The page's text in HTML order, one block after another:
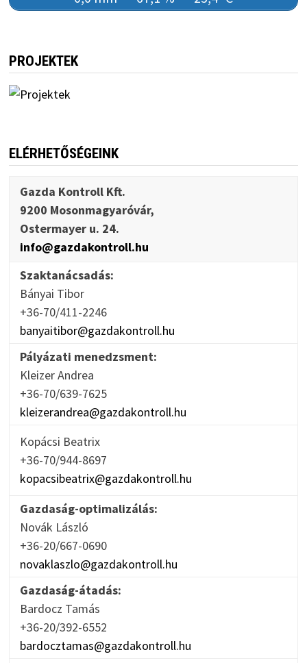
PROJEKTEK
ELÉRHETŐSÉGEINK
Gazda Kontroll Kft.
9200 Mosonmagyaróvár,
Ostermayer u. 24.
info@gazdakontroll.hu
Szaktanácsadás:
Bányai Tibor
+36-70/411-2246
banyaitibor@gazdakontroll.hu
Pályázati menedzsment:
Kleizer Andrea
+36-70/639-7625
kleizerandrea@gazdakontroll.hu
Kopácsi Beatrix
+36-70/944-8697
kopacsibeatrix@gazdakontroll.hu
Gazdaság-optimalizálás:
Novák László
+36-20/667-0690
novaklaszlo@gazdakontroll.hu
Gazdaság-átadás:
Bardocz Tamás
+36-20/392-6552
bardocztamas@gazdakontroll.hu